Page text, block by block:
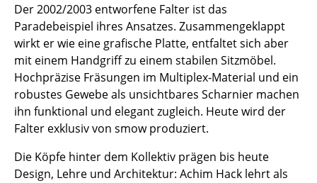
Einzelteile
... alle Aufbewahrungsmöbel
Licht
Hängeleuchten & Deckenleuchten
Tischleuchten
Schreibtischleuchten
Der 2002/2003 entworfene Falter ist das
Paradebeispiel ihres Ansatzes. Zusammengeklappt
wirkt er wie eine grafische Platte, entfaltet sich aber
mit einem Handgriff zu einem stabilen Sitzmöbel.
Hochpräzise Fräsungen im Multiplex-Material und ein
robustes Gewebe als unsichtbares Scharnier machen
ihn funktional und elegant zugleich. Heute wird der
Falter exklusiv von smow produziert.
Die Köpfe hinter dem Kollektiv prägen bis heute
Design, Lehre und Architektur: Achim Hack lehrt als